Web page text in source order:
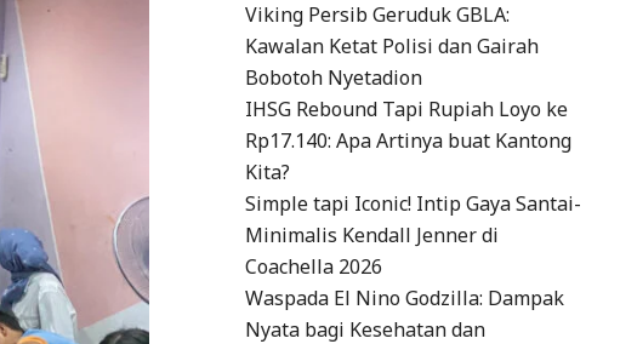
Viking Persib Geruduk GBLA:
Kawalan Ketat Polisi dan Gairah
Bobotoh Nyetadion
IHSG Rebound Tapi Rupiah Loyo ke
Rp17.140: Apa Artinya buat Kantong
Kita?
Simple tapi Iconic! Intip Gaya Santai-
Minimalis Kendall Jenner di
Coachella 2026
Waspada El Nino Godzilla: Dampak
Nyata bagi Kesehatan dan